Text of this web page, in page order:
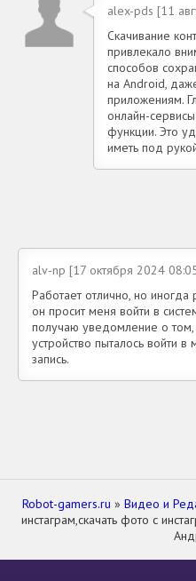
alex-pds [11
Скачивание
привлекало
способов
на Android,
приложениям.
онлайн-
функции. Это
иметь под
alv-np [17 октября 2024
Работает отлично, но иногда
он просит меня войти в
получаю уведомление о том,
устройство пыталось войти
запись.
Robot-gamers.ru » Видео и
инстаграм,скачать фото с